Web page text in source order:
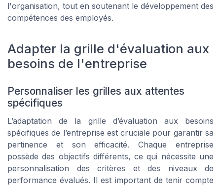
l'organisation, tout en soutenant le développement des
compétences des employés.
Adapter la grille d'évaluation aux
besoins de l'entreprise
Personnaliser les grilles aux attentes
spécifiques
L’adaptation de la grille d’évaluation aux besoins
spécifiques de l’entreprise est cruciale pour garantir sa
pertinence et son efficacité. Chaque entreprise
possède des objectifs différents, ce qui nécessite une
personnalisation des critères et des niveaux de
performance évalués. Il est important de tenir compte